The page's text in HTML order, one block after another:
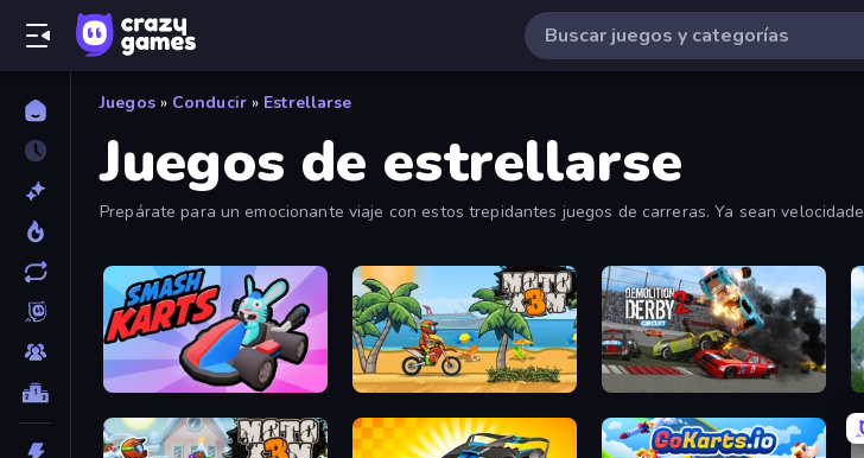
Juegos » Conducir » Estrellarse
Juegos de estrellarse
Prepárate para un emocionante viaje con estos trepidantes juegos de carreras. Ya sean
Smash Karts Moto X3M Demolition Derby 2